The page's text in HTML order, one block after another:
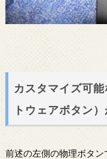
カスタマイズ可
トウェアボタン
前述の左側の物理ボタ